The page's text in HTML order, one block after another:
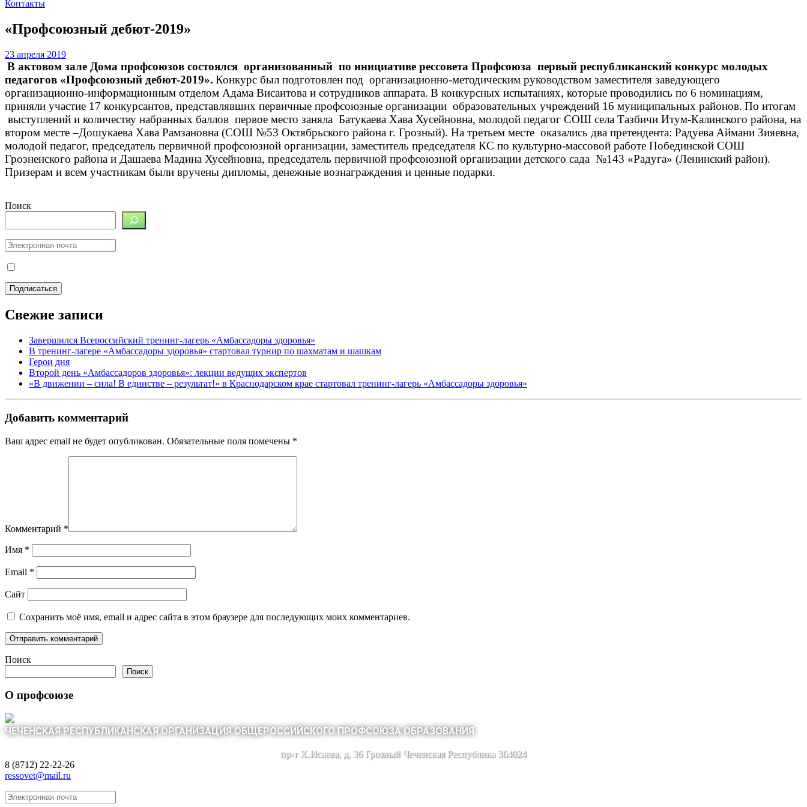
Контакты
«Профсоюзный дебют-2019»
23 апреля 2019
В актовом зале Дома профсоюзов состоялся организованный по инициативе рессовета Профсоюза первый республиканский конкурс молодых
педагогов «Профсоюзный дебют-2019». Конкурс был подготовлен под организационно-методическим руководством заместителя заведующего
организационно-информационным отделом Адама Висаитова и сотрудников аппарата. В конкурсных испытаниях, которые проводились по 6 номинациям,
приняли участие 17 конкурсантов, представлявших первичные профсоюзные организации образовательных учреждений 16 муниципальных районов. По итогам
выступлений и количеству набранных баллов первое место заняла Батукаева Хава Хусейновна, молодой педагог СОШ села Тазбичи Итум-Калинского района, на
втором месте –Дошукаева Хава Рамзановна (СОШ №53 Октябрьского района г. Грозный). На третьем месте оказались два претендента: Радуева Аймани Зияевна,
молодой педагог, председатель первичной профсоюзной организации, заместитель председателя КС по культурно-массовой работе Побединской СОШ
Грозненского района и Дашаева Мадина Хусейновна, председатель первичной профсоюзной организации детского сада №143 «Радуга» (Ленинский район).
Призерам и всем участникам были вручены дипломы, денежные вознаграждения и ценные подарки.
Поиск
Свежие записи
Завершился Всероссийский тренинг-лагерь «Амбассадоры здоровья»
В тренинг-лагере «Амбассадоры здоровья» стартовал турнир по шахматам и шашкам
Герои дня
Второй день «Амбассадоров здоровья»: лекции ведущих экспертов
«В движении – сила! В единстве – результат!» в Краснодарском крае стартовал тренинг-лагерь «Амбассадоры здоровья»
Добавить комментарий
Ваш адрес email не будет опубликован. Обязательные поля помечены *
Комментарий *
Имя *
Email *
Сайт
Сохранить моё имя, email и адрес сайта в этом браузере для последующих моих комментариев.
Поиск
Поиск
О профсоюзе
ЧЕЧЕНСКАЯ РЕСПУБЛИКАНСКАЯ ОРГАНИЗАЦИЯ ОБЩЕРОССИЙСКОГО ПРОФСОЮЗА ОБРАЗОВАНИЯ
пр-т Х.Исаева, д. 36 Грозный Чеченская Республика 364024
8 (8712) 22-22-26
ressovet@mail.ru